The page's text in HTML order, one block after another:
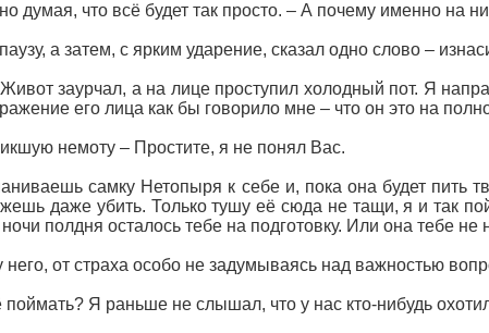
думая, что всё будет так просто. – А почему именно на
а затем, с ярким ударение, сказал одно слово –
заурчал, а на лице проступил холодный пот. Я
его лица как бы говорило мне – что он это на
немоту – Простите, я не понял Вас.
самку Нетопыря к себе и, пока она будет пить
даже убить. Только тушу её сюда не тащи, я и так
полдня осталось тебе на подготовку. Или она тебе не
него, от страха особо не задумываясь над важностью
Я раньше не слышал, что у нас кто-нибудь